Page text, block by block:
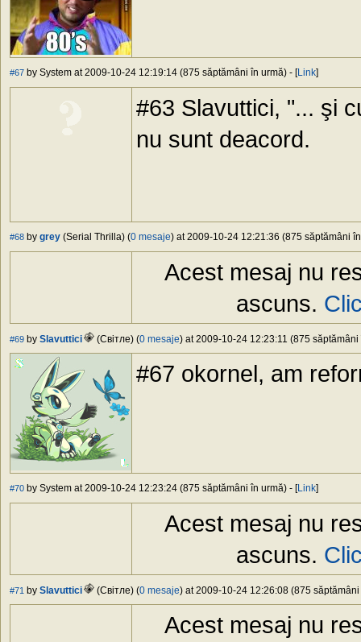
#67 by System at 2009-10-24 12:19:14 (875 săptămâni în urmă) - [Link]
#63 Slavuttici, "... şi
nu sunt deacord.
#68 by grey (Serial Thrilla) (0 mesaje) at 2009-10-24 12:21:36 (875 săptămâni
Acest mesaj nu
ascuns.
#69 by Slavuttici (Свiтлe) (0 mesaje) at 2009-10-24 12:23:11 (875 săptămâni
#67 okornel, am
#70 by System at 2009-10-24 12:23:24 (875 săptămâni în urmă) - [Link]
Acest mesaj nu
ascuns.
#71 by Slavuttici (Свiтлe) (0 mesaje) at 2009-10-24 12:26:08 (875
Acest mesaj nu